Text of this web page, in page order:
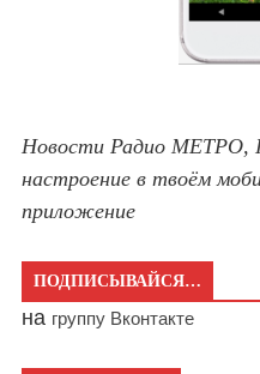
Новости Радио МЕТРО,
настроение в твоём
приложение
ПОДПИСЫВАЙСЯ…
на группу Вконтакте